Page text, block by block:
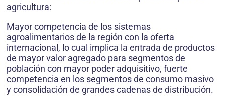
agricultura:
Mayor competencia de los sistemas
agroalimentarios de la región con la oferta
internacional, lo cual implica la entrada de productos
de mayor valor agregado para segmentos de
población con mayor poder adquisitivo, fuerte
competencia en los segmentos de consumo masivo
y consolidación de grandes cadenas de distribución.